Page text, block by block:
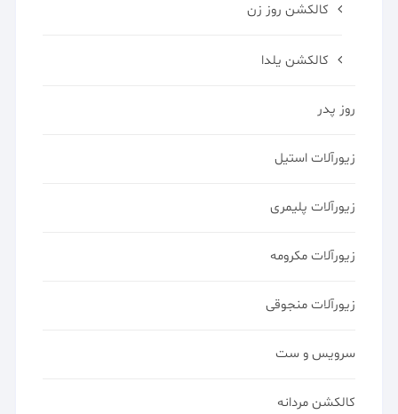
کالکشن روز زن
کالکشن یلدا
روز پدر
زیورآلات استیل
زیورآلات پلیمری
زیورآلات مکرومه
زیورآلات منجوقی
سرویس و ست
کالکشن مردانه